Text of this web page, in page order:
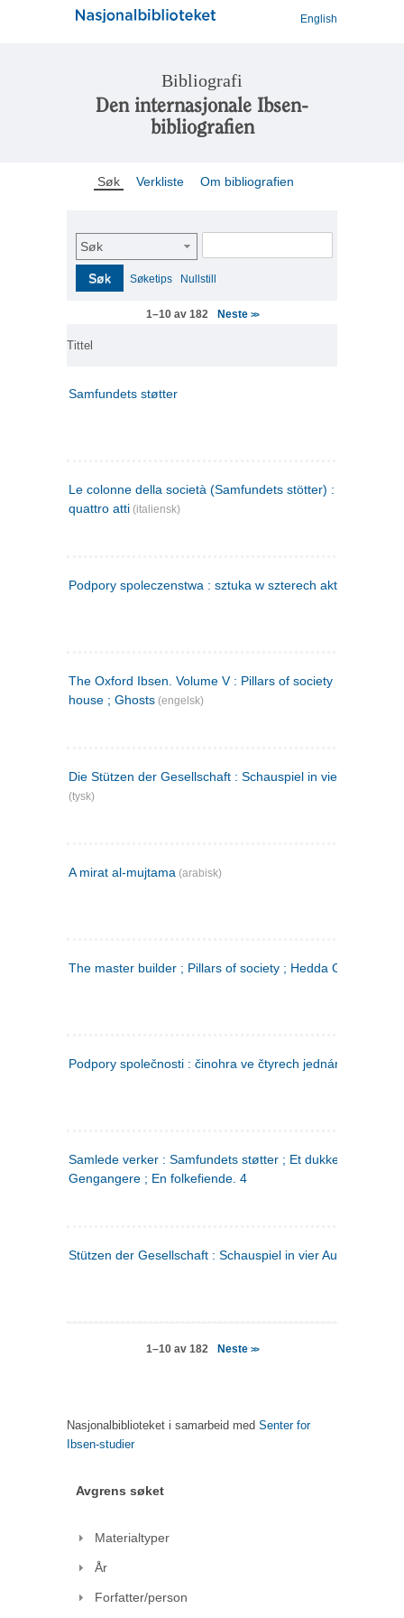
English
Bibliografi
Den internasjonale Ibsen-
bibliografien
Søk Verkliste Om bibliografien
Søk
Søk Søketips Nullstill
1–10 av 182 Neste >>
Tittel
Samfundets støtter
Le colonne della società (Samfundets stötter) : commedia
quattro atti (italiensk)
Podpory spoleczenstwa : sztuka w szterech aktach
The Oxford Ibsen. Volume V : Pillars of society ; A doll's
house ; Ghosts (engelsk)
Die Stützen der Gesellschaft : Schauspiel in vier Aufzügen
(tysk)
A mirat al-mujtama (arabisk)
The master builder ; Pillars of society ; Hedda Gabler
Podpory společnosti : činohra ve čtyrech jednáních
Samlede verker : Samfundets støtter ; Et dukkehjem ;
Gengangere ; En folkefiende. 4
Stützen der Gesellschaft : Schauspiel in vier Aufzügen
1–10 av 182 Neste >>
Nasjonalbiblioteket i samarbeid med Senter for
Ibsen-studier
Avgrens søket
Materialtyper
År
Forfatter/person